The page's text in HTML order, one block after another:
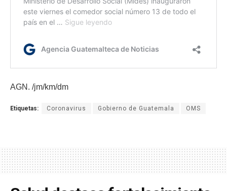
AGN. /jm/km/dm
Etiquetas: Coronavirus Gobierno de Guatemala OMS